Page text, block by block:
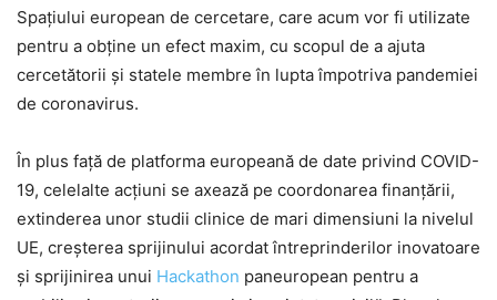
Spațiului european de cercetare, care acum vor fi utilizate
pentru a obține un efect maxim, cu scopul de a ajuta
cercetătorii și statele membre în lupta împotriva pandemiei
de coronavirus.
În plus față de platforma europeană de date privind COVID-
19, celelalte acțiuni se axează pe coordonarea finanțării,
extinderea unor studii clinice de mari dimensiuni la nivelul
UE, creșterea sprijinului acordat întreprinderilor inovatoare
și sprijinirea unui Hackathon paneuropean pentru a